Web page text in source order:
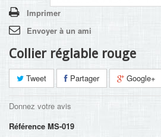
Imprimer
Envoyer à un ami
Collier réglable rouge
Tweet Partager Google+
Donnez votre avis
Référence MS-019